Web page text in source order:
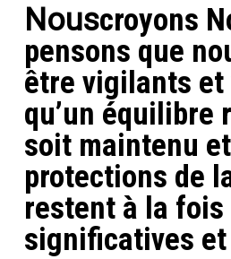
Nouscroyons
pensons que
être vigilants et
qu’un équilibre
soit maintenu
protections de
restent à la fois
significatives